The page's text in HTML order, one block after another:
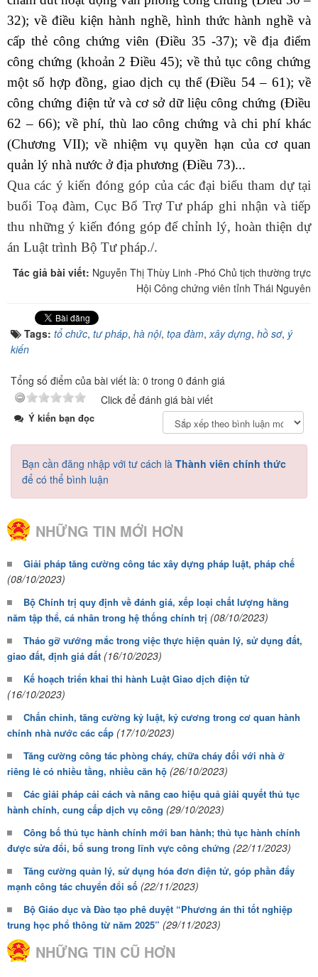
32); về điều kiện hành nghề, hình thức hành nghề và
cấp thẻ công chứng viên (Điều 35 -37); về địa điểm
công chứng (khoản 2 Điều 45); về thủ tục công chứng
một số hợp đồng, giao dịch cụ thể (Điều 54 – 61); về
công chứng điện tử và cơ sở dữ liệu công chứng (Điều
62 – 66); về phí, thù lao công chứng và chi phí khác
(Chương VII); về nhiệm vụ quyền hạn của cơ quan
quản lý nhà nước ở địa phương (Điều 73)...
Qua các ý kiến đóng góp của các đại biểu tham dự tại
buổi Toạ đàm, Cục Bổ Trợ Tư pháp ghi nhận và tiếp
thu những ý kiến đóng gópđể chỉnh lý, hoàn thiện dự
án Luật trình Bộ Tư pháp./.
Tác giả bài viết: Nguyễn Thị Thùy Linh -Phó Chủ tịch thường trực
Hội Công chứng viên tỉnh Thái Nguyên
Tags: tổ chức, tư pháp, hà nội, tọa đàm,xây dựng, hồ sơ, ý
kiến
Tổng số điểm của bài viết là: 0 trong 0 đánh giá
Click để đánh giá bài viết
Ý kiến bạn đọc
Bạn cần đăng nhập với tư cách là Thành viên chính thức
để có thể bình luận
NHỮNG TIN MỚI HƠN
Giải pháp tăng cường công tác xây dựng pháp luật, pháp chế
(08/10/2023)
Bộ Chính trị quy định về đánh giá, xếp loại chất lượng hằng
năm tập thể, cá nhân trong hệ thống chính trị (08/10/2023)
Tháo gỡ vướng mắc trong việc thực hiện quản lý, sử dụng đất,
giao đất, định giá đất (16/10/2023)
Kế hoạch triển khai thi hành Luật Giao dịch điện tử
(16/10/2023)
Chấn chỉnh, tăng cường kỷ luật, kỷ cương trong cơ quan hành
chính nhà nước các cấp (17/10/2023)
Tăng cường công tác phòng cháy, chữa cháy đối với nhà ở
riêng lẻ có nhiều tầng, nhiều căn hộ (26/10/2023)
Các giải pháp cải cách và nâng cao hiệu quả giải quyết thủ tục
hành chính, cung cấp dịch vụ công (29/10/2023)
Công bố thủ tục hành chính mới ban hành; thủ tục hành chính
được sửa đổi, bổ sung trong lĩnh vực công chứng (22/11/2023)
Tăng cường quản lý, sử dụng hóa đơn điện tử, góp phần đẩy
mạnh công tác chuyển đổi số (22/11/2023)
Bộ Giáo dục và Đào tạo phê duyệt “Phương án thi tốt nghiệp
trung học phổ thông từ năm 2025” (29/11/2023)
NHỮNG TIN CŨ HƠN